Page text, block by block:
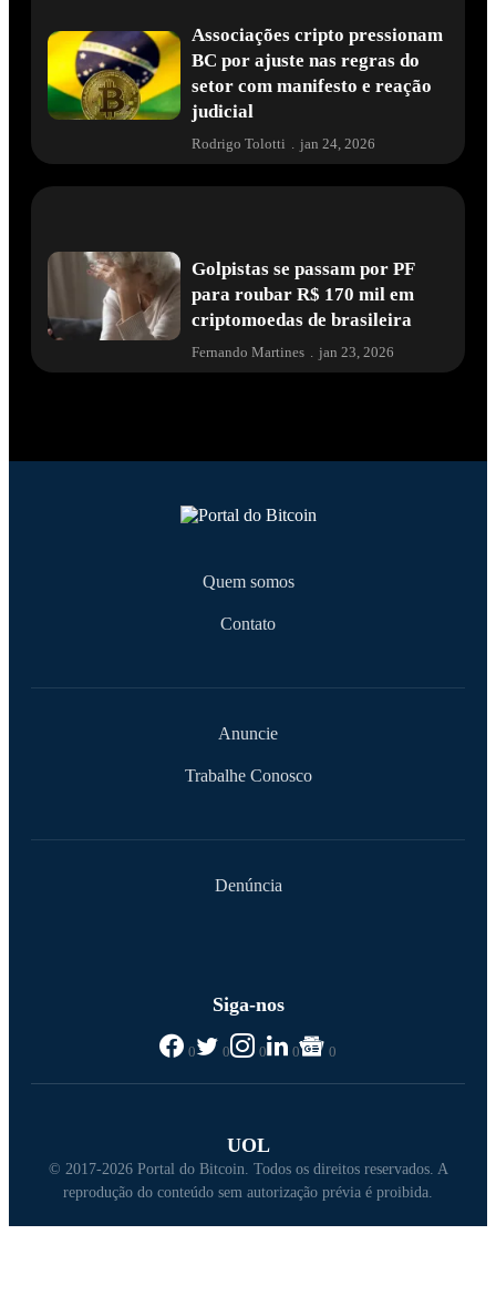
Associações cripto pressionam
BC por ajuste nas regras do
setor com manifesto e reação
judicial
Rodrigo Tolotti . jan 24, 2026
Golpistas se passam por PF
para roubar R$ 170 mil em
criptomoedas de brasileira
Fernando Martines jan 23, 2026
Quem somos
Contato
Anuncie
Trabalhe Conosco
Denúncia
Siga-nos
0 0 0 0 0
UOL
© 2017-2026 Portal do Bitcoin. Todos os direitos reservados. A
reprodução do conteúdo sem autorização prévia é proibida.